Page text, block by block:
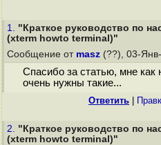
1. "Краткое руководство по
(xterm howto terminal)"
Сообщение от masz (??), 03-
Спасибо за статью, мне как
очень нужны такие...
Ответить
2. "Краткое руководство по
(xterm howto terminal)"